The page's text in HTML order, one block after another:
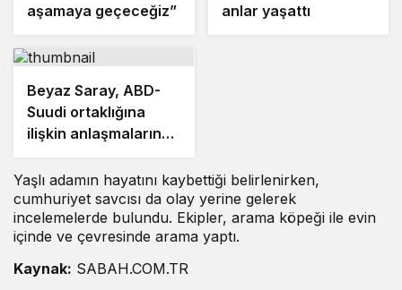
aşamaya geçeceğiz”
anlar yaşattı
Beyaz Saray, ABD-
Suudi ortaklığına
ilişkin anlaşmaların
Yaşlı adamın hayatını kaybettiği belirlenirken,
cumhuriyet savcısı da olay yerine gelerek
incelemelerde bulundu. Ekipler, arama köpeği ile evin
içinde ve çevresinde arama yaptı.
Kaynak: SABAH.COM.TR